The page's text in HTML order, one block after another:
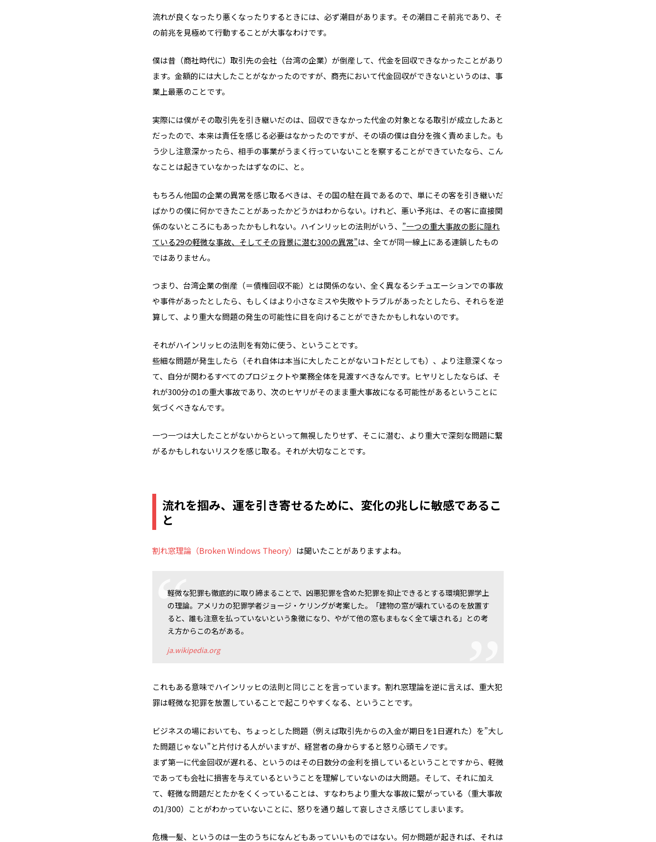
流れが良くなったり悪くなったりするときには、必ず潮目があります。その潮目こそ前兆であり、そ
の前兆を見極めて行動することが大事なわけです。
僕は昔（商社時代に）取引先の会社（台湾の企業）が倒産して、代金を回収できなかったことがあり
ます。金額的には大したことがなかったのですが、商売において代金回収ができないというのは、事
業上最悪のことです。
実際には僕がその取引先を引き継いだのは、回収できなかった代金の対象となる取引が成立したあと
だったので、本来は責任を感じる必要はなかったのですが、その頃の僕は自分を強く責めました。も
う少し注意深かったら、相手の事業がうまく行っていないことを察することができていたなら、こん
なことは起きていなかったはずなのに、と。
もちろん他国の企業の異常を感じ取るべきは、その国の駐在員であるので、単にその客を引き継いだ
ばかりの僕に何かできたことがあったかどうかはわからない。けれど、悪い予兆は、その客に直接関
係のないところにもあったかもしれない。ハインリッヒの法則がいう、 ”一つの重大事故の影に隠れ
ている29の軽微な事故、そしてその背景に潜む300の異常”は、全てが同一線上にある連鎖したもの
ではありません。
つまり、台湾企業の倒産（＝債権回収不能）とは関係のない、全く異なるシチュエーションでの事故
や事件があったとしたら、もしくはより小さなミスや失敗やトラブルがあったとしたら、それらを逆
算して、より重大な問題の発生の可能性に目を向けることができたかもしれないのです。
それがハインリッヒの法則を有効に使う、ということです。
些細な問題が発生したら（それ自体は本当に大したことがないコトだとしても）、より注意深くなっ
て、自分が関わるすべてのプロジェクトや業務全体を見渡すべきなんです。ヒヤリとしたならば、そ
れが300分の1の重大事故であり、次のヒヤリがそのまま重大事故になる可能性があるということに
気づくべきなんです。
一つ一つは大したことがないからといって無視したりせず、そこに潜む、より重大で深刻な問題に繋
がるかもしれないリスクを感じ取る。それが大切なことです。
流れを掴み、運を引き寄せるために、変化の兆しに敏感であるこ
と
割れ窓理論（Broken Windows Theory） は聞いたことがありますよね。
軽微な犯罪も徹底的に取り締まることで、凶悪犯罪を含めた犯罪を抑止できるとする環境犯罪学上
の理論。アメリカの犯罪学者ジョージ・ケリングが考案した。「建物の窓が壊れているのを放置す
ると、誰も注意を払っていないという象徴になり、やがて他の窓もまもなく全て壊される」との考
え方からこの名がある。
ja.wikipedia.org
これもある意味でハインリッヒの法則と同じことを言っています。割れ窓理論を逆に言えば、重大犯
罪は軽微な犯罪を放置していることで起こりやすくなる、ということです。
ビジネスの場においても、ちょっとした問題（例えば取引先からの入金が期日を1日遅れた）を”大し
た問題じゃない”と片付ける人がいますが、経営者の身からすると怒り心頭モノです。
まず第一に代金回収が遅れる、というのはその日数分の金利を損しているということですから、軽微
であっても会社に損害を与えているということを理解していないのは大問題。そして、それに加え
て、軽微な問題だとたかをくくっていることは、すなわちより重大な事故に繋がっている（重大事故
の1/300）ことがわかっていないことに、怒りを通り越して哀しささえ感じてしまいます。
危機一髪、というのは一生のうちになんどもあっていいものではない。何か問題が起きれば、それは